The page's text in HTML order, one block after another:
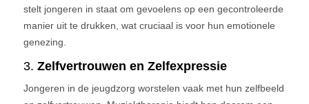
stelt jongeren in staat om gevoelens op een gecontroleerde
manier uit te drukken, wat cruciaal is voor hun emotionele
genezing.
3. Zelfvertrouwen en Zelfexpressie
Jongeren in de jeugdzorg worstelen vaak met hun zelfbeeld